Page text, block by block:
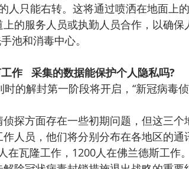
只能右转。这将通过喷洒在地面上的
的服务人员或执勤人员合作，以确
池和消毒中心。
作   采集的数据能保护个人隐私吗?
的解封第一阶段将开启，“新冠病毒
探方面存在一些初期问题，但这三个
人员，他们将分别分布在各地区的
瓦隆工作，1200人在佛兰德斯工作。